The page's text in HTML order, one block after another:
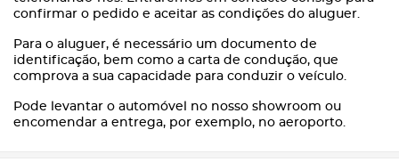
confirmar o pedido e aceitar as condições do aluguer.
Para o aluguer, é necessário um documento de
identificação, bem como a carta de condução, que
comprova a sua capacidade para conduzir o veículo.
Pode levantar o automóvel no nosso showroom ou
encomendar a entrega, por exemplo, no aeroporto.